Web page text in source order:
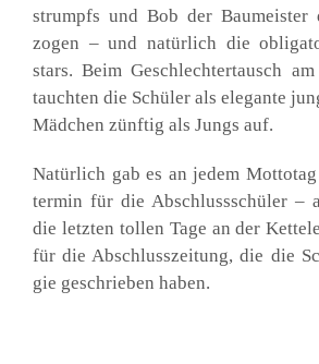
strumpfs und Bob der Bau­meis­ter
zogen – und natür­lich die
stars. Beim Geschlech­ter­tausch
tauch­ten die Schü­ler als ele­gan­te
Mäd­chen zünf­tig als Jungs auf.
Natür­lich gab es an jedem
ter­min für die Abschluss­schü­ler –
die letz­ten tol­len Tage an der
für die Abschluss­zei­tung, die die
gie geschrie­ben haben.